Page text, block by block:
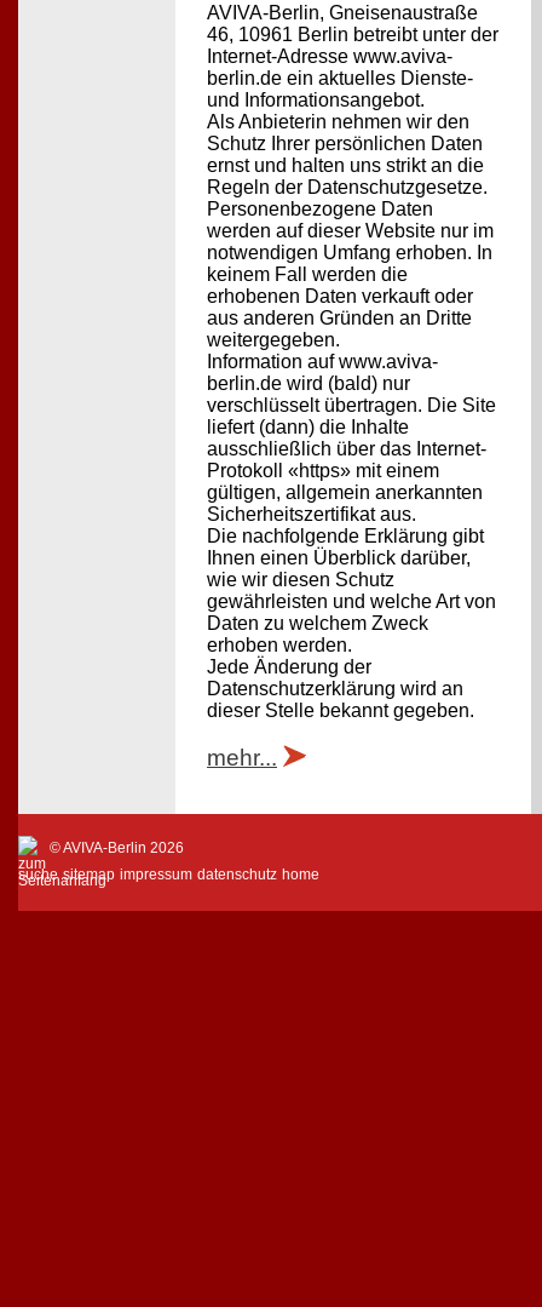
AVIVA-Berlin, Gneisenaustraße
46, 10961 Berlin betreibt unter der
Internet-Adresse www.aviva-
berlin.de ein aktuelles Dienste-
und Informationsangebot.
Als Anbieterin nehmen wir den
Schutz Ihrer persönlichen Daten
ernst und halten uns strikt an die
Regeln der Datenschutzgesetze.
Personenbezogene Daten
werden auf dieser Website nur im
notwendigen Umfang erhoben. In
keinem Fall werden die
erhobenen Daten verkauft oder
aus anderen Gründen an Dritte
weitergegeben.
Information auf www.aviva-
berlin.de wird (bald) nur
verschlüsselt übertragen. Die Site
liefert (dann) die Inhalte
ausschließlich über das Internet-
Protokoll «https» mit einem
gültigen, allgemein anerkannten
Sicherheitszertifikat aus.
Die nachfolgende Erklärung gibt
Ihnen einen Überblick darüber,
wie wir diesen Schutz
gewährleisten und welche Art von
Daten zu welchem Zweck
erhoben werden.
Jede Änderung der
Datenschutzerklärung wird an
dieser Stelle bekannt gegeben.
mehr...
© AVIVA-Berlin 2026
suche sitemap impressum datenschutz home